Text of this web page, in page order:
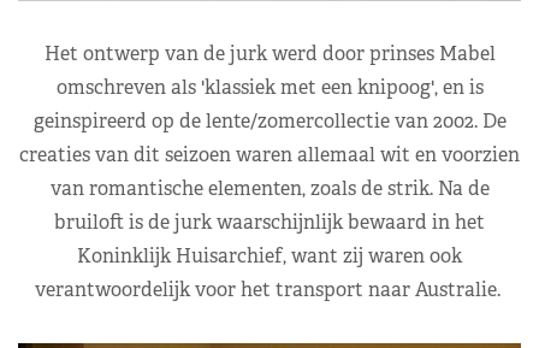
Het ontwerp van de jurk werd door prinses Mabel
omschreven als 'klassiek met een knipoog', en is
geinspireerd op de lente/zomercollectie van 2002. De
creaties van dit seizoen waren allemaal wit en voorzien
van romantische elementen, zoals de strik. Na de
bruiloft is de jurk waarschijnlijk bewaard in het
Koninklijk Huisarchief, want zij waren ook
verantwoordelijk voor het transport naar Australie.